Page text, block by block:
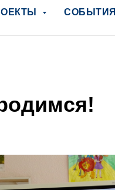
СОБЫТИЯ